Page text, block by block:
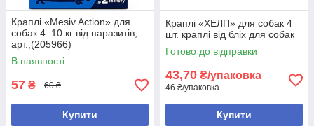
Краплі «Mesiv Action» для
собак 4–10 кг від паразитів,
арт.,(205966)
В наявності
57 ₴ 60 ₴
Купити
Краплі «ХЕЛП» для собак 4
шт. краплі від бліх для собак
Готово до відправки
43,70 ₴/упаковка
46 ₴/упаковка
Купити